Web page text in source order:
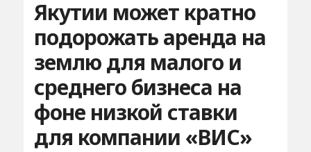
Якутии может кратно
подорожать аренда на
землю для малого и
среднего бизнеса на
фоне низкой ставки
для компании «ВИС»